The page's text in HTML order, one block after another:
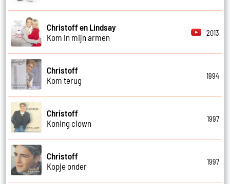
Christoff en Lindsay
Kom in mijn armen
2013
Christoff
Kom terug
1994
Christoff
Koning clown
1997
Christoff
Kopje onder
1997